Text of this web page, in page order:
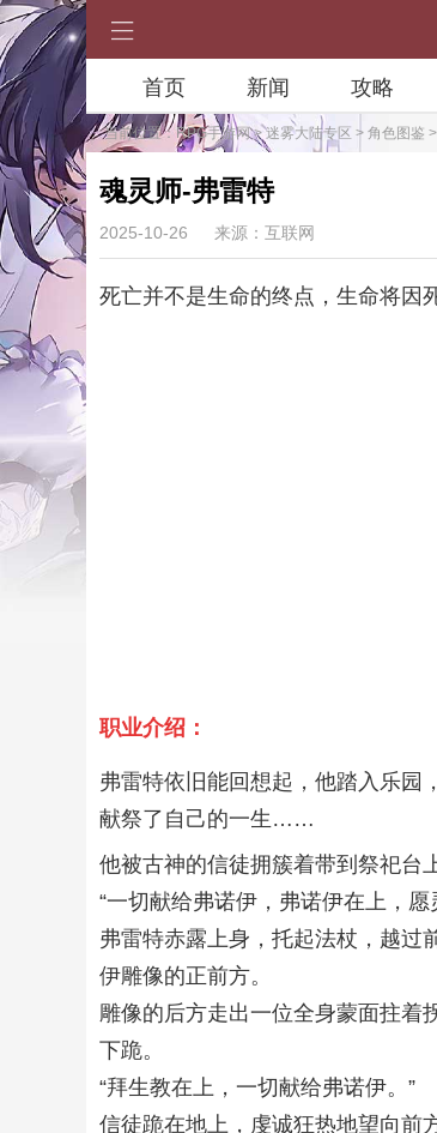
首页 新闻 攻略
当前位置：RPG手游网>迷雾大陆专区 > 角色图鉴
魂灵师-弗雷特
2025-10-26 来源：互联网
死亡并不是生命的终点，生命将因
职业介绍：
弗雷特依旧能回想起，他踏入乐园
献祭了自己的一生……
他被古神的信徒拥簇着带到祭祀台
“一切献给弗诺伊，弗诺伊在上，
弗雷特赤露上身，托起法杖，越过
伊雕像的正前方。
雕像的后方走出一位全身蒙面拄着
下跪。
“拜生教在上，一切献给弗诺伊。”
信徒跪在地上，虔诚狂热地望向前